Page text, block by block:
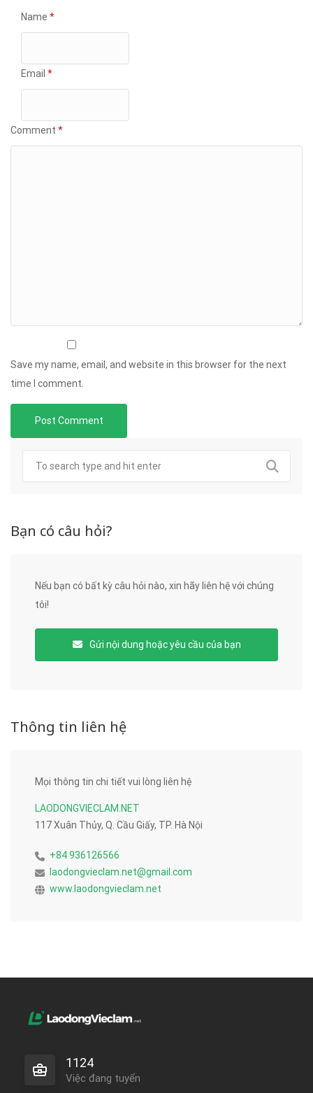
Name *
Email *
Comment *
Save my name, email, and website in this browser for the next
time I comment.
Bạn có câu hỏi?
Nếu bạn có bất kỳ câu hỏi nào, xin hãy liên hệ với chúng
tôi!
Gửi nội dung hoặc yêu cầu của bạn
Thông tin liên hệ
Mọi thông tin chi tiết vui lòng liên hệ
LAODONGVIECLAM.NET
117 Xuân Thủy, Q. Cầu Giấy, TP. Hà Nội
+84 936126566
laodongvieclam.net@gmail.com
www.laodongvieclam.net
1124
Việc đang tuyển